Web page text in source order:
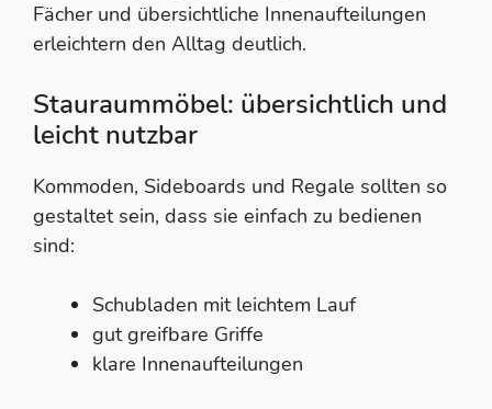
Fächer und übersichtliche Innenaufteilungen
erleichtern den Alltag deutlich.
Stauraummöbel: übersichtlich und
leicht nutzbar
Kommoden, Sideboards und Regale sollten so
gestaltet sein, dass sie einfach zu bedienen
sind:
Schubladen mit leichtem Lauf
gut greifbare Griffe
klare Innenaufteilungen